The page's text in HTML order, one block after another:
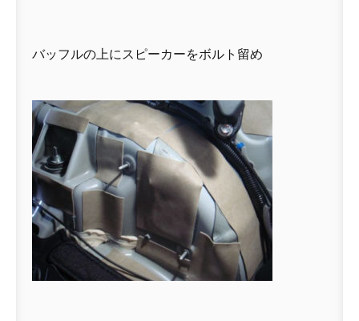
バッフルの上にスピーカーをボルト留め